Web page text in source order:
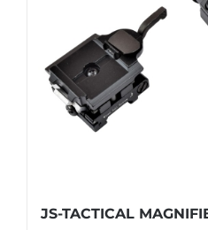
JS-TACTICAL